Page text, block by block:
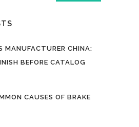
MANUFACTURER CHINA:
BEFORE CATALOG
CAUSES OF BRAKE